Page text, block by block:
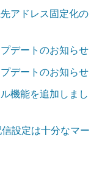
アドレス固定化の
デートのお知らせ
デートのお知らせ
機能を追加しまし
設定は十分なマー